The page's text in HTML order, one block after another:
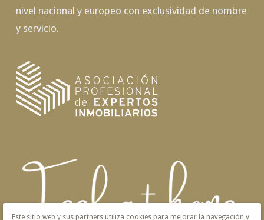
nivel nacional y europeo con exclusividad de nombre
y servicio.
Este sitio web y sus partners utiliza cookies para mejorar la navegación y